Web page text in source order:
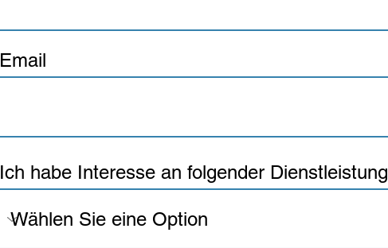
Email
Ich habe Interesse an folgender Dienstleistung